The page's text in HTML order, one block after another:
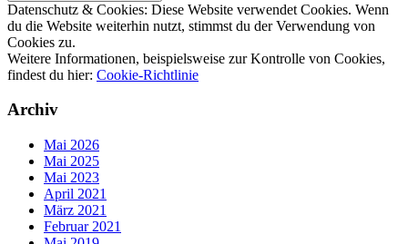
Datenschutz & Cookies: Diese Website verwendet Cookies. Wenn
du die Website weiterhin nutzt, stimmst du der Verwendung von
Cookies zu.
Weitere Informationen, beispielsweise zur Kontrolle von Cookies,
findest du hier: Cookie-Richtlinie
Archiv
Mai 2026
Mai 2025
Mai 2023
April 2021
März 2021
Februar 2021